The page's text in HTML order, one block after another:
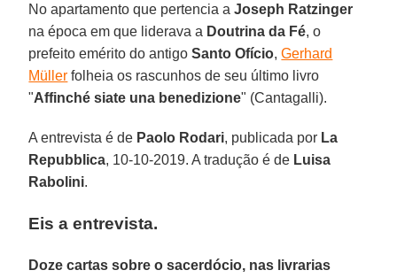
No apartamento que pertencia aJoseph Ratzinger
na época em que liderava a Doutrina da Fé, o
prefeito emérito do antigoSanto Ofício,Gerhard
Müller folheia os rascunhos de seu último livro
"Affinché siate una benedizione" (Cantagalli).
A entrevista é de Paolo Rodari, publicada por La
Repubblica, 10-10-2019. A tradução é de Luisa
Rabolini.
Eis a entrevista.
Doze cartas sobre o sacerdócio, nas livrarias